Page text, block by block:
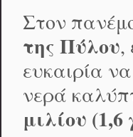
Στον
της Πύλου,
ευκαιρία να
νερά
μιλίου (1,6